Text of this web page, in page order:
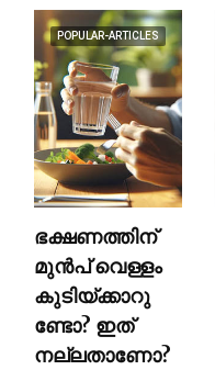
POPULAR-ARTICLES
ഭക്ഷണത്തിന്
മുന്‍പ് വെള്ളം
കുടിയ്ക്കാറു
ണ്ടോ? ഇത്
നല്ലതാണോ?